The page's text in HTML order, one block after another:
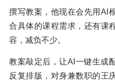
撰写教案，他现在会先用AI
合具体的课程需求，还有课
容，减负不少。
教案敲定后，让AI一键生成
反复排版，对身兼数职的王